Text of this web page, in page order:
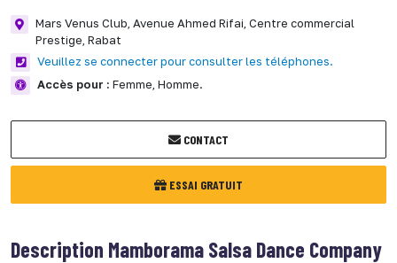
Mars Venus Club, Avenue Ahmed Rifai, Centre commercial
Prestige, Rabat
Veuillez se connecter pour consulter les téléphones.
Accès pour : Femme, Homme.
CONTACT
ESSAI GRATUIT
Description Mamborama Salsa Dance Company